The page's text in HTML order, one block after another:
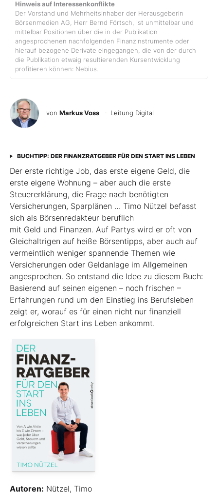
Hinweis auf Interessenkonflikte
Der Vorstand und Mehrheitsinhaber der Herausgeberin
Börsenmedien AG, Herr Bernd Förtsch, ist unmittelbar und
mittelbar Positionen über die in der Publikation
angesprochenen nachfolgenden Finanzinstrumente oder
hierauf bezogene Derivate eingegangen, die von der durch
die Publikation etwaig resultierenden Kursentwicklung
profitieren können: Nebius.
von Markus Voss · Leitung Digital
BUCHTIPP: DER FINANZRATGEBER FÜR DEN START INS LEBEN
Der erste richtige Job, das erste eigene Geld, die
erste eigene Wohnung – aber auch die erste
Steuererklärung, die Frage nach benötigten
Versicherungen, Sparplänen … Timo Nützel befasst
sich als Börsenredakteur beruflich
mit Geld und Finanzen. Auf Partys wird er oft von
Gleichaltrigen auf heiße Börsentipps, aber auch auf
vermeintlich weniger spannende Themen wie
Versicherungen oder Geldanlage im Allgemeinen
angesprochen. So entstand die Idee zu diesem Buch:
Basierend auf seinen eigenen – noch frischen –
Erfahrungen rund um den Einstieg ins Berufsleben
zeigt er, worauf es für einen nicht nur finanziell
erfolgreichen Start ins Leben ankommt.
Autoren: Nützel, Timo